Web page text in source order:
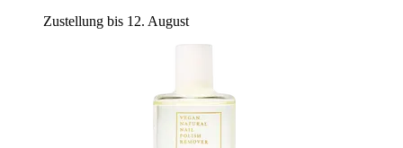
Zustellung bis 12. August